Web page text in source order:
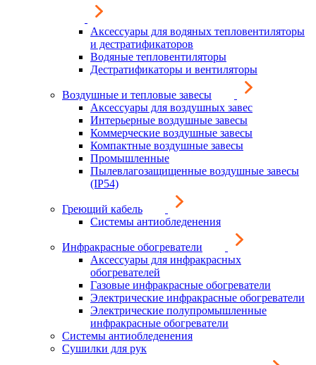
Аксессуары для водяных тепловентиляторы
и дестратификаторов
Водяные тепловентиляторы
Дестратификаторы и вентиляторы
Воздушные и тепловые завесы
Аксессуары для воздушных завес
Интерьерные воздушные завесы
Коммерческие воздушные завесы
Компактные воздушные завесы
Промышленные
Пылевлагозащищенные воздушные завесы
(IP54)
Греющий кабель
Системы антиобледенения
Инфракрасные обогреватели
Аксессуары для инфракрасных
обогревателей
Газовые инфракрасные обогреватели
Электрические инфракрасные обогреватели
Электрические полупромышленные
инфракрасные обогреватели
Системы антиобледенения
Сушилки для рук